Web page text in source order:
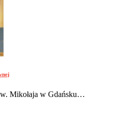
Mikołaja w Gdańsku…